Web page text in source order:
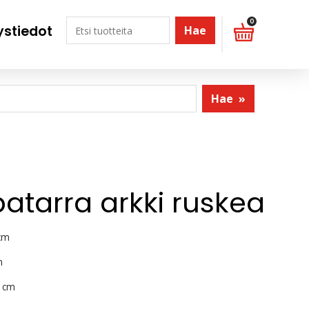
Hae
0
Hae »
arkki ruskea